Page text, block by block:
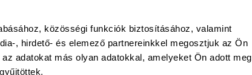
közösségi funkciók biztosításához, valamint
, hirdető- és elemező partnereinkkel megosztjuk az Ön
adatokat más olyan adatokkal, amelyeket Ön adott meg
és gazdasági partnerünkkel átlátható,